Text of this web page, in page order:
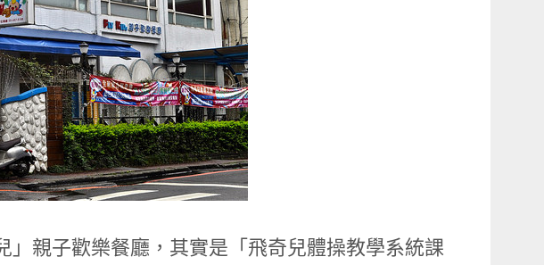
」親子歡樂餐廳，其實是「飛奇兒體操教學系統課